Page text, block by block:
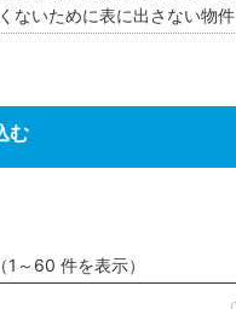
くないために表に出さない物件
む
～60 件を表示）